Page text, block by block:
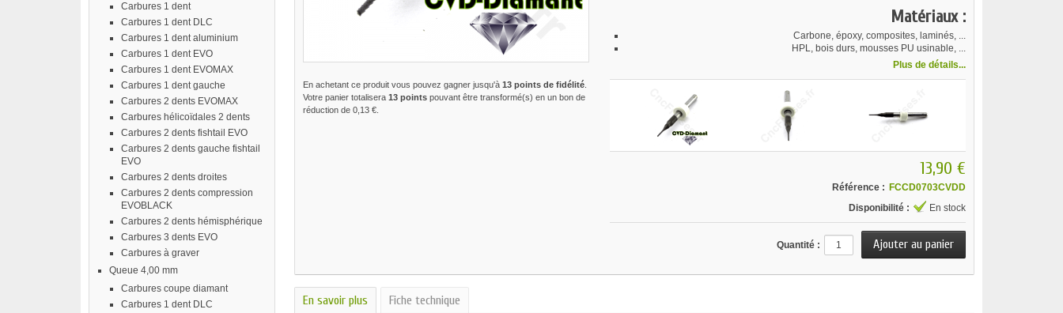
Carbures 1 dent
Carbures 1 dent DLC
Carbures 1 dent aluminium
Carbures 1 dent EVO
Carbures 1 dent EVOMAX
Carbures 1 dent gauche
Carbures 2 dents EVOMAX
Carbures hélicoïdales 2 dents
Carbures 2 dents fishtail EVO
Carbures 2 dents gauche fishtail
EVO
Carbures 2 dents droites
Carbures 2 dents compression
EVOBLACK
Carbures 2 dents hémisphérique
Carbures 3 dents EVO
Carbures à graver
Queue 4,00 mm
Carbures coupe diamant
Carbures 1 dent DLC
En achetant ce produit vous pouvez gagner jusqu'à 13points de fidélité.
Votre panier totalisera 13pointspouvant être transformé(s) en un bon de
réduction de 0,13 €.
Matériaux :
Carbone, époxy, composites, laminés, ...
HPL, bois durs, mousses PU usinable, ...
Plus de détails...
13,90 €
Référence : FCCD0703CVDD
Disponibilité :
En stock
Quantité :
En savoir plus Fiche technique